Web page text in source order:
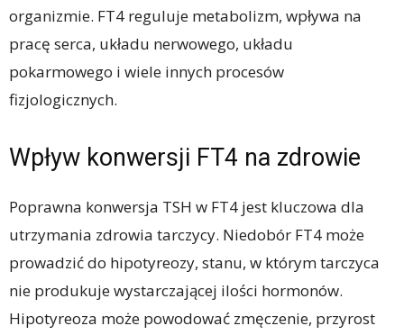
organizmie. FT4 reguluje metabolizm, wpływa na
pracę serca, układu nerwowego, układu
pokarmowego i wiele innych procesów
fizjologicznych.
Wpływ konwersji FT4 na zdrowie
Poprawna konwersja TSH w FT4 jest kluczowa dla
utrzymania zdrowia tarczycy. Niedobór FT4 może
prowadzić do hipotyreozy, stanu, w którym tarczyca
nie produkuje wystarczającej ilości hormonów.
Hipotyreoza może powodować zmęczenie, przyrost